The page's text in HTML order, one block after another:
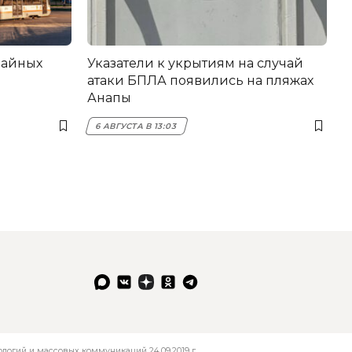
Указатели к укрытиям на случай
атаки БПЛА появились на пляжах
Анапы
6 АВГУСТА В 13:03